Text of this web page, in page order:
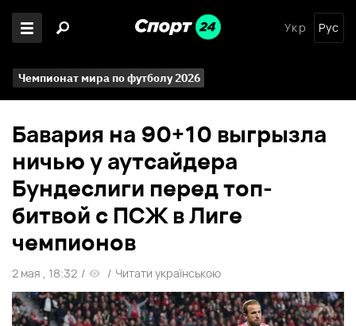
Укр Рус
Чемпионат мира по футболу 2026
Бавария на 90+10 выгрызла
ничью у аутсайдера
Бундеслиги перед топ-
битвой с ПСЖ в Лиге
чемпионов
2 мая , 18:32 / / Читати українською